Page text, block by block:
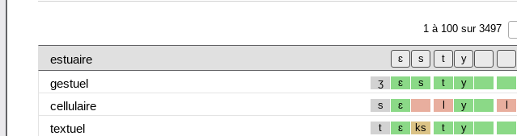
1 à 100 sur 3497
estuaire
gestuel
ʒ ɛ s t y
cellulaire s ɛ l y l
textuel t ɛ ks t y